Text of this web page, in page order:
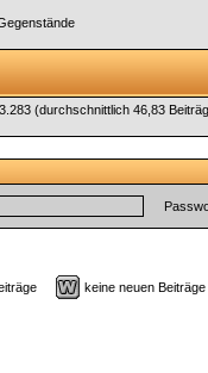
(durchschnittlich 46,83
keine neuen